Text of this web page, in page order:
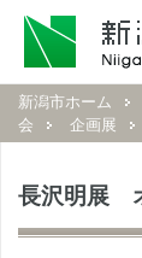
新潟市ホーム
会
企画展
長沢明展